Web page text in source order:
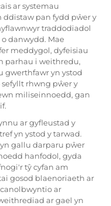
ar systemau
pan fydd pŵer y
traddodiadol
danwydd. Mae
meddygol, dyfeisiau
parhau i weithredu,
gwerthfawr yn ystod
rhwng pŵer y
miliseinnoedd, gan
ar gyfleustad y
yn ystod y tarwad.
yn gallu darparu pŵer
hanfodol, gyda
tŷ cyfan am
gosod blaenoriaeth ar
ar
ar gael yn